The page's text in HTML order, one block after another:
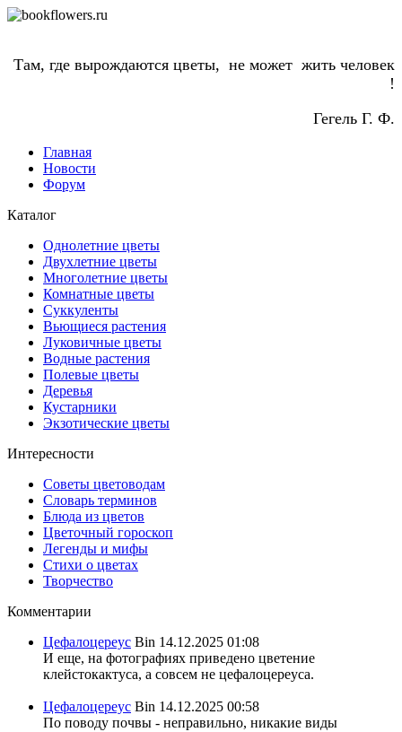
Там, где вырождаются цветы, не может жить человек
!
Гегель Г. Ф.
Главная
Новости
Форум
Каталог
Однолетние цветы
Двухлетние цветы
Многолетние цветы
Комнатные цветы
Суккуленты
Вьющиеся растения
Луковичные цветы
Водные растения
Полевые цветы
Деревья
Кустарники
Экзотические цветы
Интересности
Советы цветоводам
Словарь терминов
Блюда из цветов
Цветочный гороскоп
Легенды и мифы
Стихи о цветах
Творчество
Комментарии
Цефалоцереус Bin 14.12.2025 01:08
И еще, на фотографиях приведено цветение
клейстокактуса, а совсем не цефалоцереуса.
Цефалоцереус Bin 14.12.2025 00:58
По поводу почвы - неправильно, никакие виды